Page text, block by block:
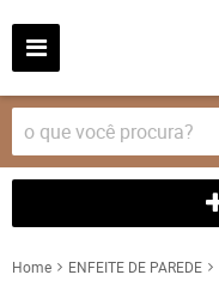
Home ENFEITE DE PAREDE